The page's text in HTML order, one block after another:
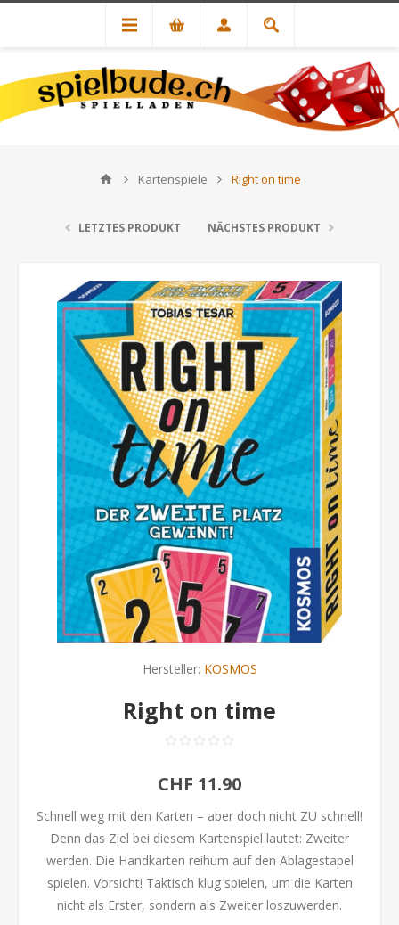
Kartenspiele Right on time
LETZTES PRODUKT NÄCHSTES PRODUKT
Hersteller: KOSMOS
Right on time
CHF 11.90
Schnell weg mit den Karten – aber doch nicht ZU schnell!
Denn das Ziel bei diesem Kartenspiel lautet: Zweiter
werden. Die Handkarten reihum auf den Ablagestapel
spielen. Vorsicht! Taktisch klug spielen, um die Karten
nicht als Erster, sondern als Zweiter loszuwerden.